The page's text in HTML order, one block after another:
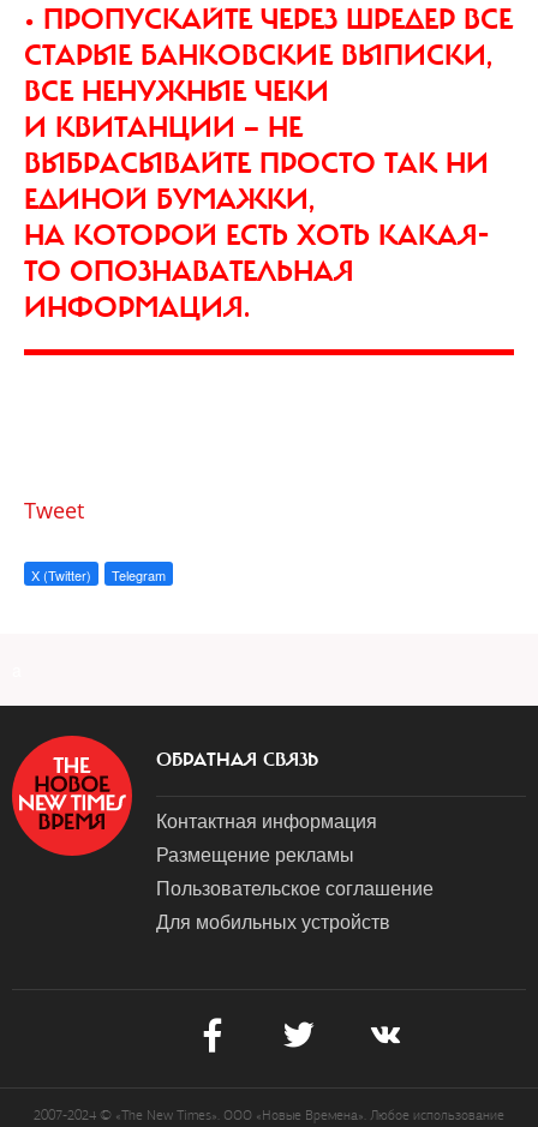
• ПРОПУСКАЙТЕ ЧЕРЕЗ ШРЕДЕР ВСЕ
СТАРЫЕ БАНКОВСКИЕ ВЫПИСКИ,
ВСЕ НЕНУЖНЫЕ ЧЕКИ
И КВИТАНЦИИ — НЕ
ВЫБРАСЫВАЙТЕ ПРОСТО ТАК НИ
ЕДИНОЙ БУМАЖКИ,
НА КОТОРОЙ ЕСТЬ ХОТЬ КАКАЯ-
ТО ОПОЗНАВАТЕЛЬНАЯ
ИНФОРМАЦИЯ.
Tweet
X (Twitter) Telegram
ОБРАТНАЯ СВЯЗЬ
Контактная информация
Размещение рекламы
Пользовательское соглашение
Для мобильных устройств
2007-2024 © «The New Times». ООО «Новые Времена». Любое использование